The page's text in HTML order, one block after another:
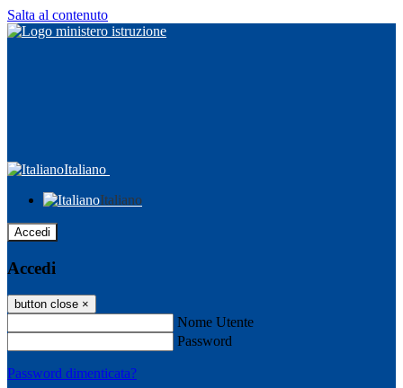
Salta al contenuto
Italiano
Italiano
Accedi
Accedi
button close ×
Nome Utente
Password
Password dimenticata?